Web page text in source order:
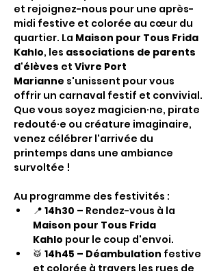
et rejoignez-nous pour une après-
midi festive et colorée au cœur du
quartier. La Maison pour Tous Frida
Kahlo, les associations de parents
d'élèves et Vivre Port
Marianne s'unissent pour vous
offrir un carnaval festif et convivial.
Que vous soyez magicien·ne, pirate
redouté·e ou créature imaginaire,
venez célébrer l'arrivée du
printemps dans une ambiance
survoltée !
Au programme des festivités :
📍 14h30 – Rendez-vous à la
Maison pour Tous Frida
Kahlo pour le coup d'envoi.
🥁 14h45 – Déambulation festive
et colorée à travers les rues de